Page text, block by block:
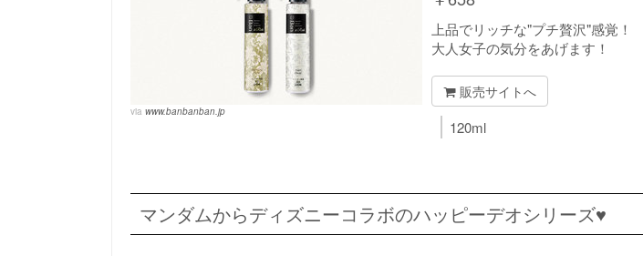
via www.banbanban.jp
上品でリッチな"プチ贅沢"感覚！
大人女子の気分をあげます！
販売サイトへ
120ml
マンダムからディズニーコラボのハッピーデオシリーズ♥